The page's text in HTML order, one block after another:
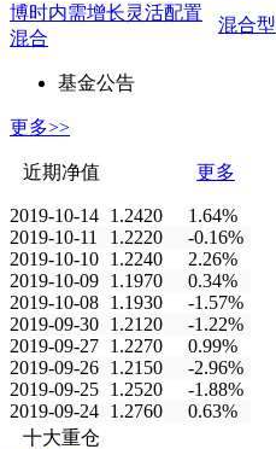
博时内需增长灵活配置
混合
混合型
基金公告
更多>>
近期净值 更多
2019-10-14 1.2420
1.64%
2019-10-11
1.2220
-0.16%
2019-10-10 1.2240
2.26%
2019-10-09 1.1970
0.34%
2019-10-08 1.1930
-1.57%
2019-09-30 1.2120
-1.22%
2019-09-27 1.2270
0.99%
2019-09-26 1.2150
-2.96%
2019-09-25 1.2520
-1.88%
2019-09-24 1.2760
0.63%
十大重仓